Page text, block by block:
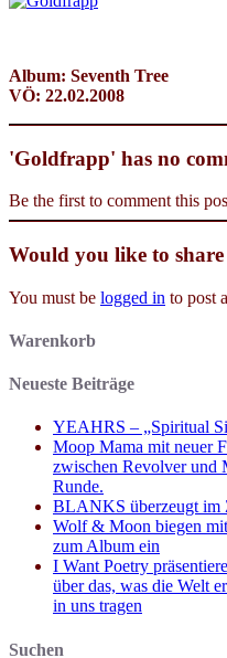
Album: Seventh Tree
VÖ: 22.02.2008
'Goldfrapp' has no
Be the first to comment this
Would you like to
You must be logged in to post
Warenkorb
Neueste Beiträge
YEAHRS – „Spiritual
Moop Mama mit neuer
zwischen Revolver und
Runde.
BLANKS überzeugt im
Wolf & Moon biegen
zum Album ein
I Want Poetry
über das, was die Welt
in uns tragen
Suchen